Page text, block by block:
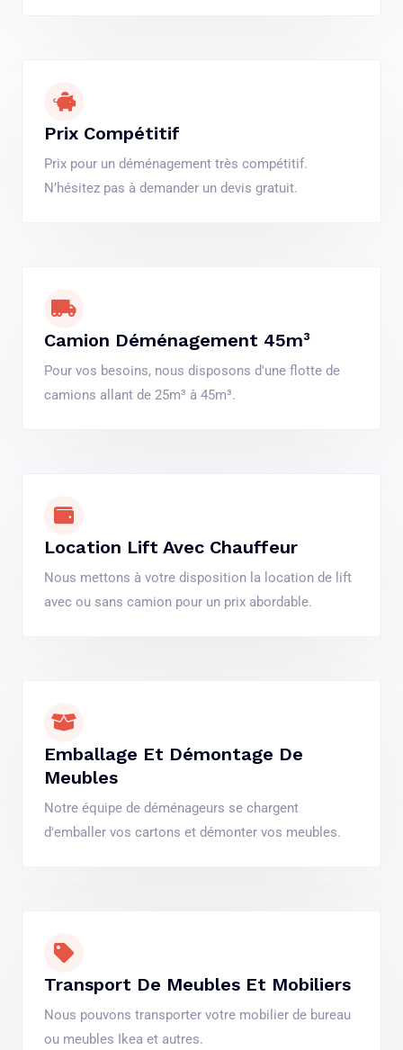
Prix Compétitif
Prix pour un déménagement très compétitif.
N’hésitez pas à demander un devis gratuit.
Camion Déménagement 45m³
Pour vos besoins, nous disposons d'une flotte de
camions allant de 25m³ à 45m³.
Location Lift Avec Chauffeur
Nous mettons à votre disposition la location de lift
avec ou sans camion pour un prix abordable.
Emballage Et Démontage De
Meubles
Notre équipe de déménageurs se chargent
d'emballer vos cartons et démonter vos meubles.
Transport De Meubles Et Mobiliers
Nous pouvons transporter votre mobilier de bureau
ou meubles Ikea et autres.